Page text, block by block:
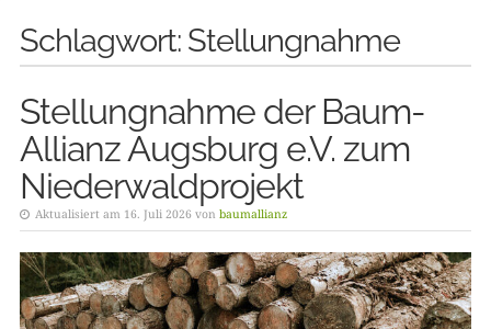
Schlagwort: Stellungnahme
Stellungnahme der Baum-
Allianz Augsburg e.V. zum
Niederwaldprojekt
Aktualisiert am 16. Juli 2026 von baumallianz